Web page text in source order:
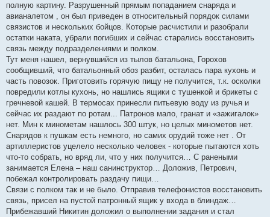
полную картину. Разрушенный прямым попаданием снаряда и
авианалетом , он был приведен в относительный порядок силами
связистов и нескольких бойцов. Которые расчистили и разобрали
остатки наката, убрали погибших и сейчас старались восстановить
связь между подразделениями и полком.
Тут меня нашел, вернувшийся из тылов батальона, Горохов
сообщивший, что батальонный обоз разбит, осталась пара кухонь и
часть повозок. Приготовить горячую пищу не получится, т.к. осколки
повредили котлы кухонь, но нашлись ящики с тушенкой и брикеты с
гречневой кашей. В термосах принесли питьевую воду из ручья и
сейчас их раздают по ротам... Патронов мало, гранат и «зажигалок»
нет. Мин к минометам нашлось 300 штук, но целых минометов нет.
Снарядов к пушкам есть немного, но самих орудий тоже нет . От
артиллеристов уцелело несколько человек - которые пытаются хоть
что-то собрать, но вряд ли, что у них получится… С ранеными
занимается Елена – наш санинструктор… Доложив, Петрович,
побежал контролировать раздачу пищи…
Связи с полком так и не было. Отправив телефонистов восстановить
связь, присел на пустой патронный ящик у входа в блиндаж…
Прибежавший Никитин доложил о выполнении задания и стал